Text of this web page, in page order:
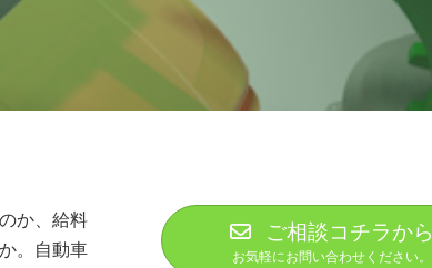
か、給料
。自動車
ご相談コチラから
お気軽にお問い合わせください。